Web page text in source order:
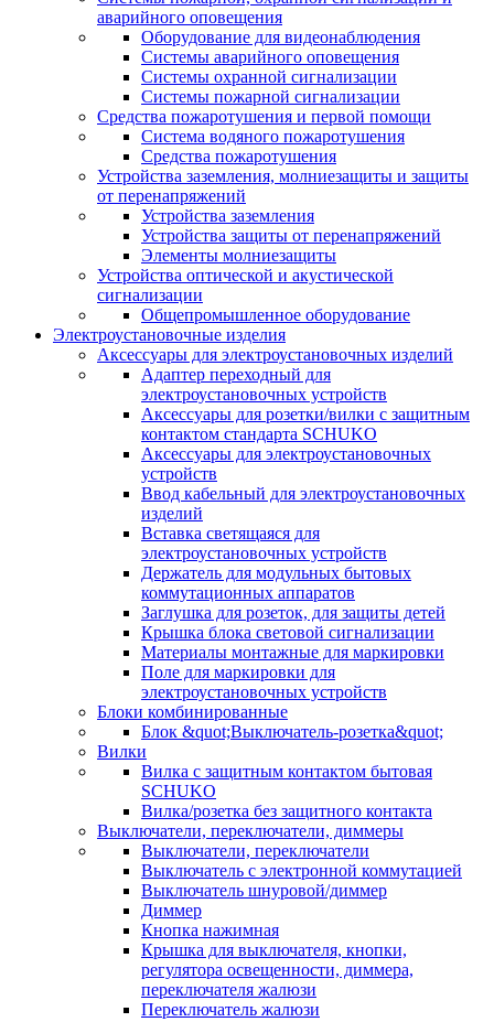
аварийного оповещения
Оборудование для видеонаблюдения
Системы аварийного оповещения
Системы охранной сигнализации
Системы пожарной сигнализации
Средства пожаротушения и первой помощи
Система водяного пожаротушения
Средства пожаротушения
Устройства заземления, молниезащиты и защиты
от перенапряжений
Устройства заземления
Устройства защиты от перенапряжений
Элементы молниезащиты
Устройства оптической и акустической
сигнализации
Общепромышленное оборудование
Электроустановочные изделия
Аксессуары для электроустановочных изделий
Адаптер переходный для
электроустановочных устройств
Аксессуары для розетки/вилки с защитным
контактом стандарта SCHUKO
Аксессуары для электроустановочных
устройств
Ввод кабельный для электроустановочных
изделий
Вставка светящаяся для
электроустановочных устройств
Держатель для модульных бытовых
коммутационных аппаратов
Заглушка для розеток, для защиты детей
Крышка блока световой сигнализации
Материалы монтажные для маркировки
Поле для маркировки для
электроустановочных устройств
Блоки комбинированные
Блок &quot;Выключатель-розетка&quot;
Вилки
Вилка с защитным контактом бытовая
SCHUKO
Вилка/розетка без защитного контакта
Выключатели, переключатели, диммеры
Выключатели, переключатели
Выключатель с электронной коммутацией
Выключатель шнуровой/диммер
Диммер
Кнопка нажимная
Крышка для выключателя, кнопки,
регулятора освещенности, диммера,
переключателя жалюзи
Переключатель жалюзи